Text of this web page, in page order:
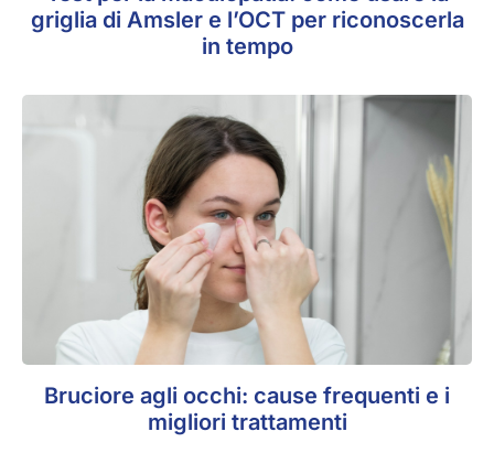
griglia di Amsler e l’OCT per riconoscerla
in tempo
Bruciore agli occhi: cause frequenti e i
migliori trattamenti